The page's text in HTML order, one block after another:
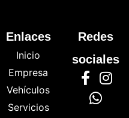
Enlaces
Inicio
Empresa
Vehículos
Servicios
Redes
sociales